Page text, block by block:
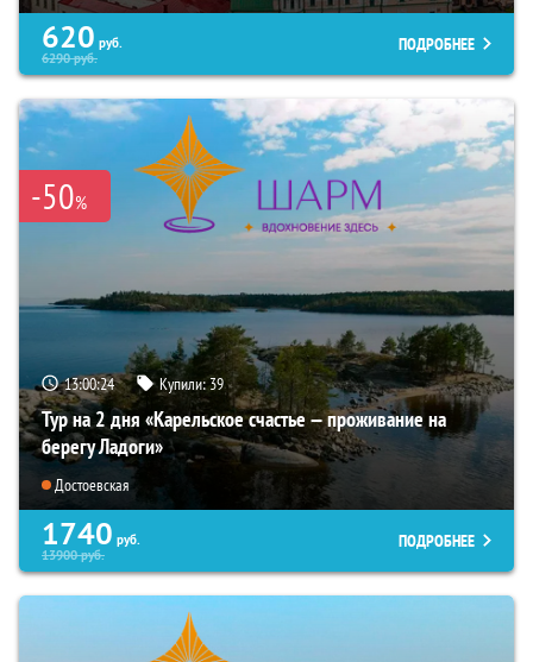
620 руб.
6290руб.
ПОДРОБНЕЕ
-50%
13:00:22 Купили:39
Тур на 2 дня «Карельское счастье — проживание на
берегу Ладоги»
Достоевская
1740 руб.
13900руб.
ПОДРОБНЕЕ